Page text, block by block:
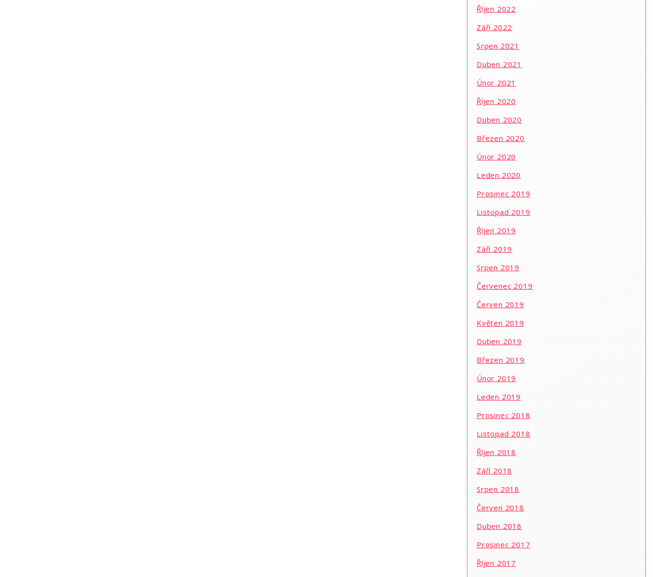
Říjen 2022
Září 2022
Srpen 2021
Duben 2021
Únor 2021
Říjen 2020
Duben 2020
Březen 2020
Únor 2020
Leden 2020
Prosinec 2019
Listopad 2019
Říjen 2019
Září 2019
Srpen 2019
Červenec 2019
Červen 2019
Květen 2019
Duben 2019
Březen 2019
Únor 2019
Leden 2019
Prosinec 2018
Listopad 2018
Říjen 2018
Září 2018
Srpen 2018
Červen 2018
Duben 2018
Prosinec 2017
Říjen 2017